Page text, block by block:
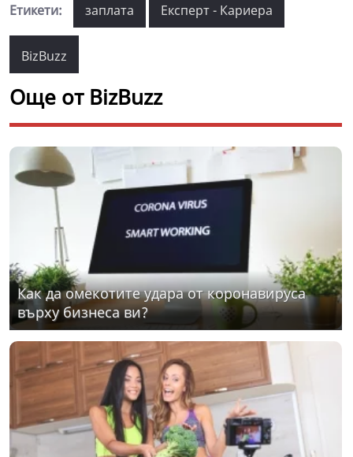
Етикети: заплата Експерт - Кариера
BizBuzz
Още от BizBuzz
Как да омекотите удара от коронавируса
върху бизнеса ви?